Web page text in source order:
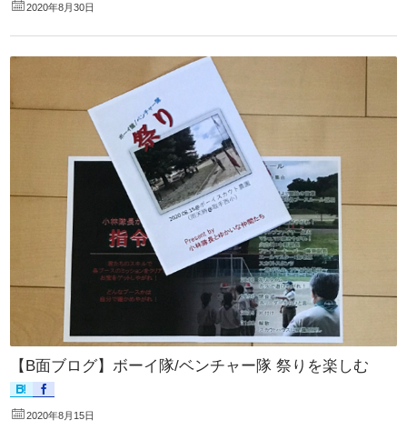
2020年8月30日
【B面ブログ】ボーイ隊/ベンチャー隊 祭りを楽しむ
2020年8月15日